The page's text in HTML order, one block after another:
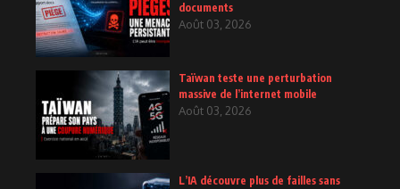
documents
Août 03, 2026
Taïwan teste une perturbation
massive de l’internet mobile
Août 03, 2026
L’IA découvre plus de failles sans